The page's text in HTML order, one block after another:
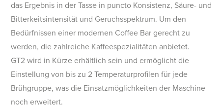
das Ergebnis in der Tasse in puncto Konsistenz, Säure- und
Bitterkeitsintensität und Geruchsspektrum. Um den
Bedürfnissen einer modernen Coffee Bar gerecht zu
werden, die zahlreiche Kaffeespezialitäten anbietet.
GT2 wird in Kürze erhältlich sein und ermöglicht die
Einstellung von bis zu 2 Temperaturprofilen für jede
Brühgruppe, was die Einsatzmöglichkeiten der Maschine
noch erweitert.